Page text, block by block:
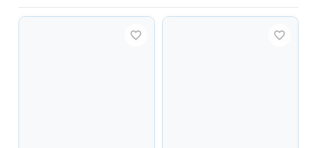
favorite_border favorite_border